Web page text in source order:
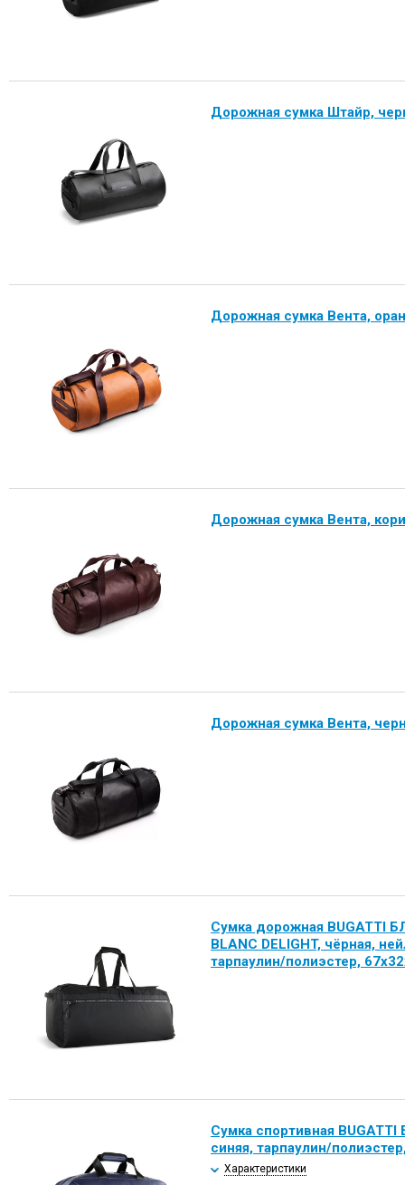
Дорожная сумка Штайр,
Дорожная сумка Вента,
Дорожная сумка Вента,
Дорожная сумка Вента,
Сумка дорожная BUGATTI
BLANC DELIGHT, чёрная,
тарпаулин/полиэстер,
Сумка спортивная
синяя, тарпаулин/
Характеристики